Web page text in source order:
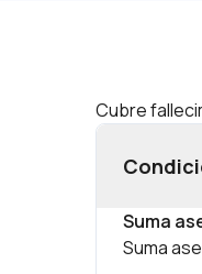
Cubre
Suma
Suma